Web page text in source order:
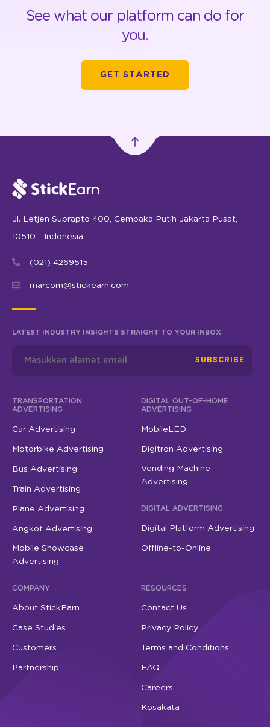
See what our platform can do for
you.
GET STARTED
Jl. Letjen Suprapto 400, Cempaka Putih Jakarta Pusat,
10510 - Indonesia
(021) 4269515
marcom@stickearn.com
LATEST INDUSTRY INSIGHTS STRAIGHT TO YOUR INBOX
SUBSCRIBE
TRANSPORTATION
ADVERTISING
Car Advertising
Motorbike Advertising
Bus Advertising
Train Advertising
Plane Advertising
Angkot Advertising
Mobile Showcase
Advertising
DIGITAL OUT-OF-HOME
ADVERTISING
MobileLED
Digitron Advertising
Vending Machine
Advertising
DIGITAL ADVERTISING
Digital Platform Advertising
Offline-to-Online
COMPANY
About StickEarn
Case Studies
Customers
Partnership
RESOURCES
Contact Us
Privacy Policy
Terms and Conditions
FAQ
Careers
Kosakata